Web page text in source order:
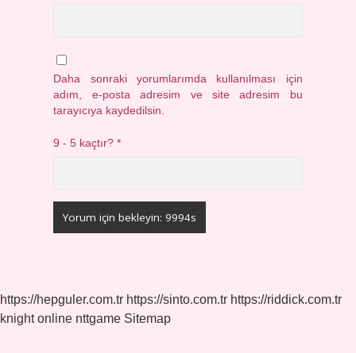
Daha sonraki yorumlarımda kullanılması için
adım, e-posta adresim ve site adresim bu
tarayıcıya kaydedilsin.
9 - 5 kaçtır?*
https://hepguler.com.tr https://sinto.com.tr https://riddick.com.tr
knight online nttgame Sitemap